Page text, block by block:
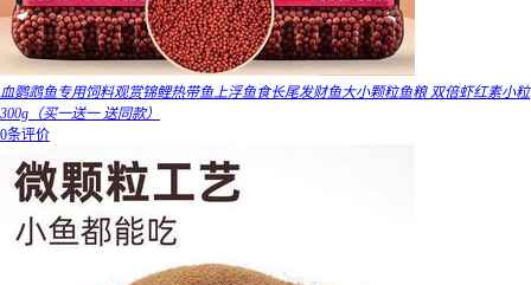
血鹦鹉鱼专用饲料观赏锦鲤热带鱼上浮鱼食长尾发财鱼大小颗粒鱼粮 双倍虾红素小粒
300g（买一送一 送同款）
0条评价